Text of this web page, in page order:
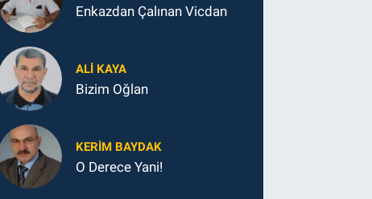
Enkazdan Çalınan Vicdan
ALI KAYA
Bizim Oğlan
KERIM BAYDAK
O Derece Yani!